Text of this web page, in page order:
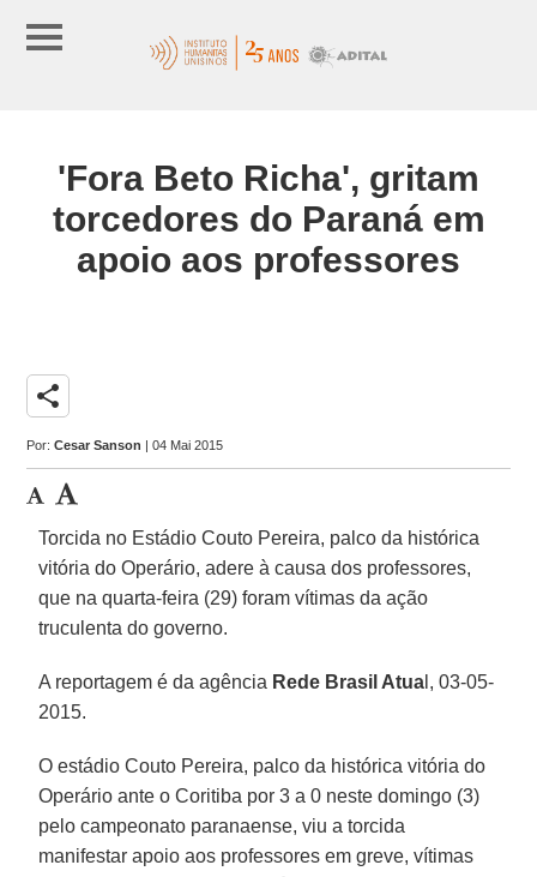
'Fora Beto Richa', gritam
torcedores do Paraná em
apoio aos professores
share
Por:Cesar Sanson | 04 Mai 2015
Torcida no Estádio Couto Pereira, palco da histórica
vitória do Operário, adere à causa dos professores,
que na quarta-feira (29) foram vítimas da ação
truculenta do governo.
A reportagem é da agência Rede Brasil Atua l, 03-05-
2015.
O estádio Couto Pereira, palco da histórica vitória do
Operário ante o Coritiba por 3 a 0 neste domingo (3)
pelo campeonato paranaense, viu a torcida
manifestar apoio aos professores em greve, vítimas